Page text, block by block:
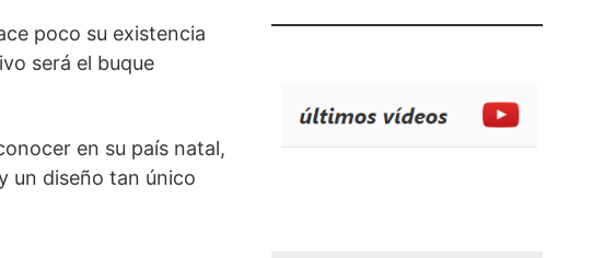
poco su existencia
será el buque
en su país natal,
un diseño tan único